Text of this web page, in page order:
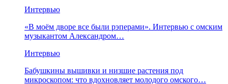
Интервью
«В моём дворе все были рэперами». Интервью с омским
музыкантом Александром…
Интервью
Бабушкины вышивки и низшие растения под
микроскопом: что вдохновляет молодого омского…